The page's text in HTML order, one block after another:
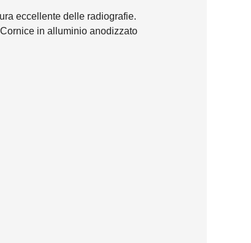
eccellente delle radiografie.
in alluminio anodizzato